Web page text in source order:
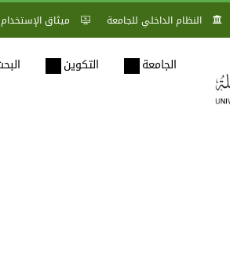
النظام الداخلي للجامعة ميثاق
الجامعة التكوين